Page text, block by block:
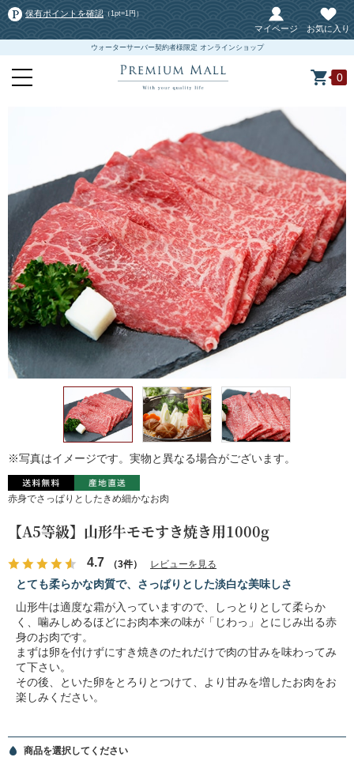
保有ポイントを確認 （1pt=1円）
マイページ お気に入り
ウォーターサーバー契約者様限定 オンラインショップ
0
※写真はイメージです。実物と異なる場合がございます。
赤身でさっぱりとしたきめ細かなお肉
【A5等級】山形牛モモすき焼き用1000g
4.7 （3件） レビューを見る
とても柔らかな肉質で、さっぱりとした淡白な美味しさ
山形牛は適度な霜が入っていますので、しっとりとして柔らか
く、噛みしめるほどにお肉本来の味が「じわっ」とにじみ出る赤
身のお肉です。
まずは卵を付けずにすき焼きのたれだけで肉の甘みを味わってみ
て下さい。
その後、といた卵をとろりとつけて、より甘みを増したお肉をお
楽しみください。
商品を選択してください